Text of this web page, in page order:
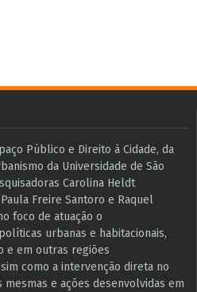
Público e Direito à Cidade, da
da Universidade de São
Carolina Heldt
Freire Santoro e Raquel
foco de atuação o
urbanas e habitacionais,
e ​em outras regiões
como a intervenção direta no
e ações desenvolvidas em